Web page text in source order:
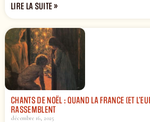
LIRE LA SUITE »
CHANTS DE NOËL : QUAND LA FRANCE (ET
RASSEMBLENT
décembre 16, 2025